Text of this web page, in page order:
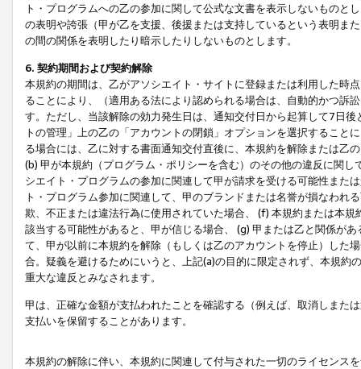
ト・プログラムへの乙の参加に関して公式な文書を表示しないもの
の表明や誇張（甲が乙を支援、後援または支持しているという表明ま
の間の関係を表明したり暗示したりしないものとします。
6. 契約期間および契約解除
本規約の期間は、乙がアソシエイト・サイトに登録または利用した時
ることにより、（適用ある法により認められる場合は、自動的かつ訴
す。ただし、当該解除の効力発生日は、通知交付日から起算して7日
トの管理」上の乙の「アカウントの閉鎖」オプションを選択するこ
る場合には、乙に対する書面通知交付直後に、本規約を解除または乙
(b) 甲が本規約（プログラム・ポリシーを含む）のその他の違反に関
シエイト・プログラムの参加に関連して甲が請求を受ける可能性また
ト・プログラム参加に関連して、甲のブランドまたは名誉が損なわれ
欺、不正または違法行為に使用されていた場合、 (f) 本規約または本
該当する可能性があると、甲が信じる場合、 (g) 甲または乙と関係が
て、甲が以前に本規約を解除（もしくは乙のアカウントを停止）した
合。疑義を避けるためにいうと、上記(a)の目的に限定されず、本規
重大な違反とみなされます。
甲は、正確な金額が支払われたことを確認する（例えば、取消しまた
支払いを保留することがあります。
本規約の解除に伴い、本規約に関連して付与された一切のライセンス